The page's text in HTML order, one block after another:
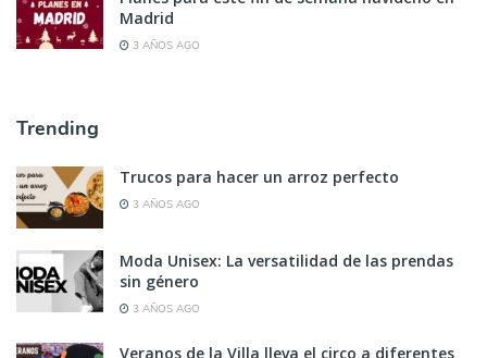
Madrid
3 AÑOS AGO
Trending
Trucos para hacer un arroz perfecto
3 AÑOS AGO
Moda Unisex: La versatilidad de las prendas
sin género
3 AÑOS AGO
Veranos de la Villa lleva el circo a diferentes